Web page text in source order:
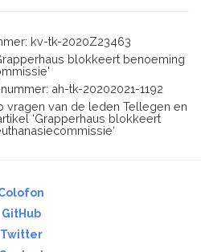
kv-tk-2020Z23463
blokkeert benoeming
ah-tk-20202021-1192
vragen van de leden Tellegen en
‘Grapperhaus blokkeert
GitHub
Twitter